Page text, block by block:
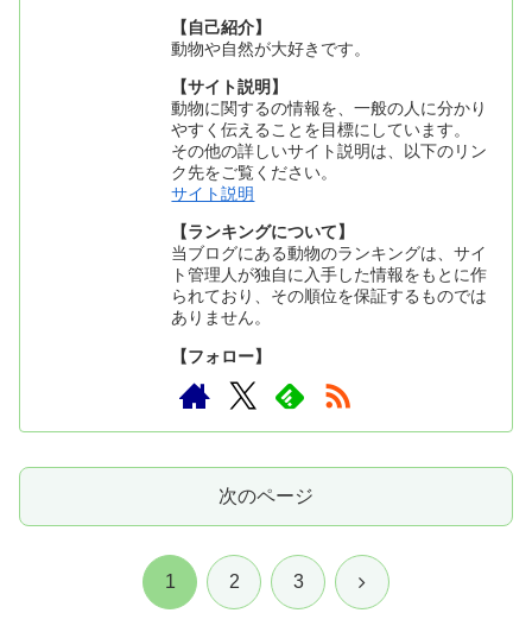
【自己紹介】
動物や自然が大好きです。
【サイト説明】
動物に関するの情報を、一般の人に分かり
やすく伝えることを目標にしています。
その他の詳しいサイト説明は、以下のリン
ク先をご覧ください。
サイト説明
【ランキングについて】
当ブログにある動物のランキングは、サイ
ト管理人が独自に入手した情報をもとに作
られており、その順位を保証するものでは
ありません。
【フォロー】
次のページ
1 2 3 次